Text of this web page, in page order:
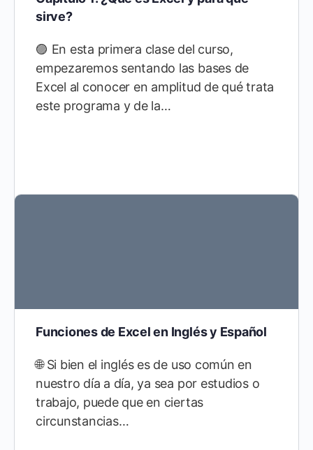
sirve?
🟣 En esta primera clase del curso,
empezaremos sentando las bases de
Excel al conocer en amplitud de qué trata
este programa y de la…
Funciones de Excel en Inglés y Español
🌐 Si bien el inglés es de uso común en
nuestro día a día, ya sea por estudios o
trabajo, puede que en ciertas
circunstancias…